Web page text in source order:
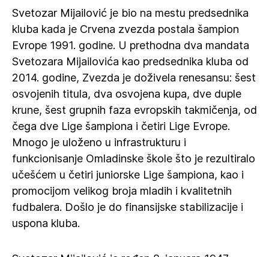
Svetozar Mijailović je bio na mestu predsednika
kluba kada je Crvena zvezda postala šampion
Evrope 1991. godine. U prethodna dva mandata
Svetozara Mijailovića kao predsednika kluba od
2014. godine, Zvezda je doživela renesansu: šest
osvojenih titula, dva osvojena kupa, dve duple
krune, šest grupnih faza evropskih takmičenja, od
čega dve Lige šampiona i četiri Lige Evrope.
Mnogo je uloženo u infrastrukturu i
funkcionisanje Omladinske škole što je rezultiralo
učešćem u četiri juniorske Lige šampiona, kao i
promocijom velikog broja mladih i kvalitetnih
fudbalera. Došlo je do finansijske stabilizacije i
uspona kluba.